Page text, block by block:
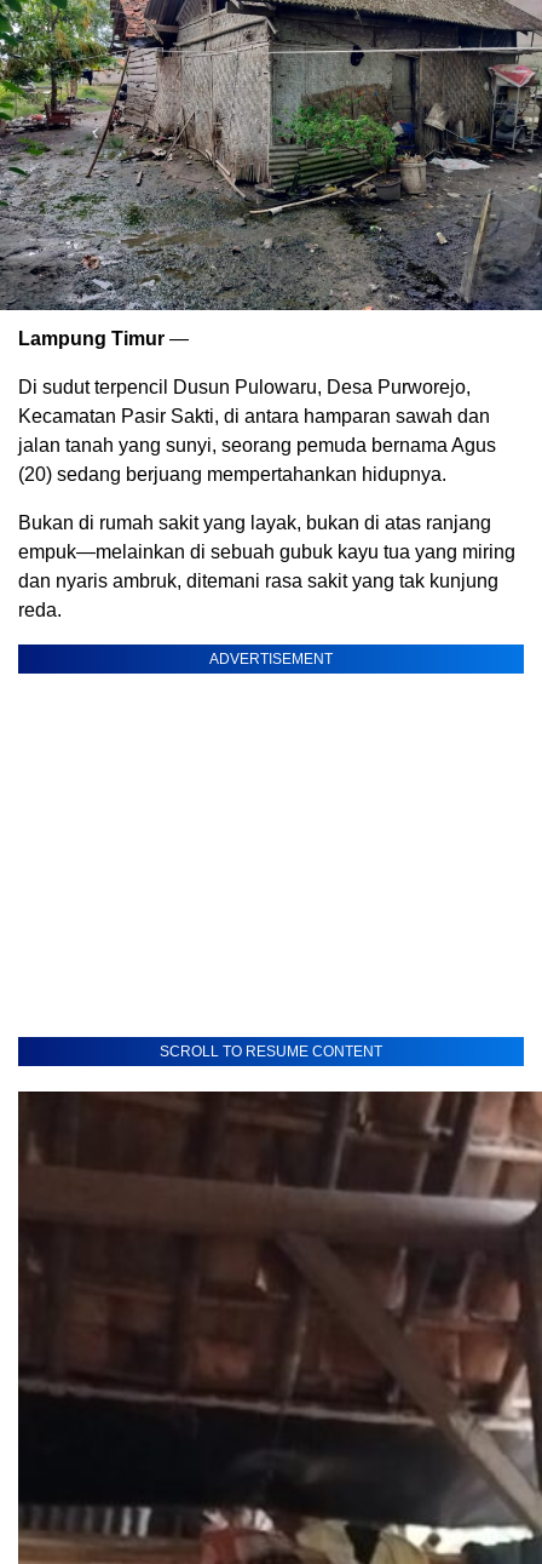
Lampung Timur —
Di sudut terpencil Dusun Pulowaru, Desa Purworejo,
Kecamatan Pasir Sakti, di antara hamparan sawah dan
jalan tanah yang sunyi, seorang pemuda bernama Agus
(20) sedang berjuang mempertahankan hidupnya.
Bukan di rumah sakit yang layak, bukan di atas ranjang
empuk—melainkan di sebuah gubuk kayu tua yang miring
dan nyaris ambruk, ditemani rasa sakit yang tak kunjung
reda.
ADVERTISEMENT
SCROLL TO RESUME CONTENT